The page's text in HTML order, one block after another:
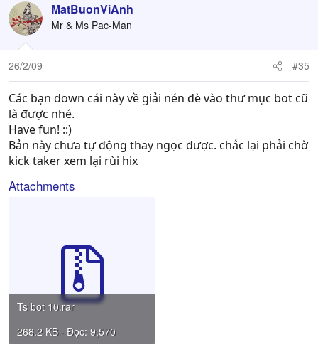
MatBuonViAnh
Mr & Ms Pac-Man
26/2/09 #35
Các bạn down cái này về giải nén đè vào thư mục bot cũ
là được nhé.
Have fun! ::)
Bản này chưa tự động thay ngọc được. chắc lại phải chờ
kick taker xem lại rùi hix
Attachments
Ts bot 10.rar
268.2 KB · Đọc: 9,570